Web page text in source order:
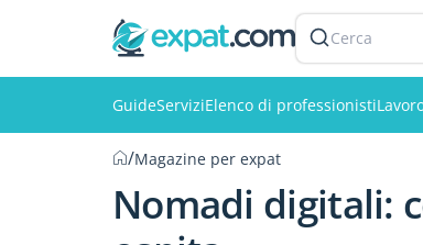
Cerca
GuideServiziElenco di professionisti
/Magazine per expat
Nomadi digitali: